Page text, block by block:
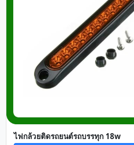
ไฟกล้วยติดรถยนต์รถบรรทุก 18w